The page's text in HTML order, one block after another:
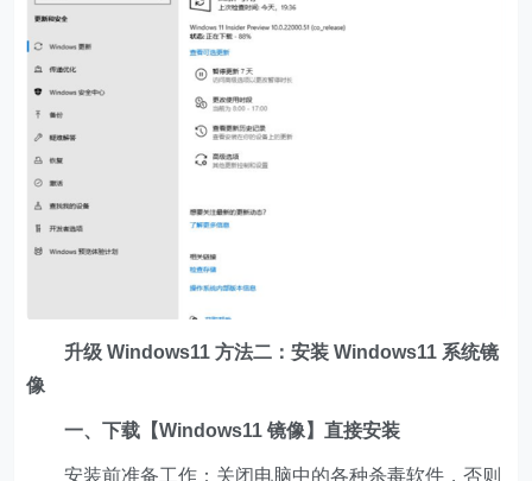
升级 Windows11 方法二：安装 Windows11 系统镜
像
一、下载【Windows11 镜像】直接安装
安装前准备工作：关闭电脑中的各种杀毒软件，否则